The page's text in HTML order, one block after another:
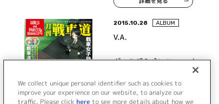
2015.10.28 ALBUM
V.A.
ガールズ＆パンツァー オ
リジナルドラマCD4 月刊
戦車道CD 戦車女子特集し
ます！
詳細を見る
We collect unique personal identifier such as cookies to
improve your experience on our website, to analyze our
traffic. Please click here to see more details about how we